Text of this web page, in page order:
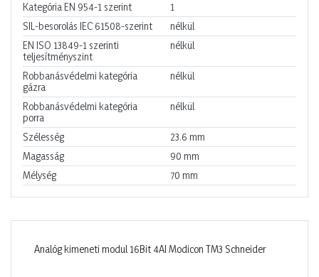
Kategória EN 954-1 szerint
1
SIL-besorolás IEC 61508-szerint
nélkül
EN ISO 13849-1 szerinti
teljesítményszint
nélkül
Robbanásvédelmi kategória
gázra
nélkül
Robbanásvédelmi kategória
porra
nélkül
Szélesség 23.6 mm
Magasság
90 mm
Mélység
70 mm
Analóg kimeneti modul 16Bit 4AI Modicon TM3 Schneider